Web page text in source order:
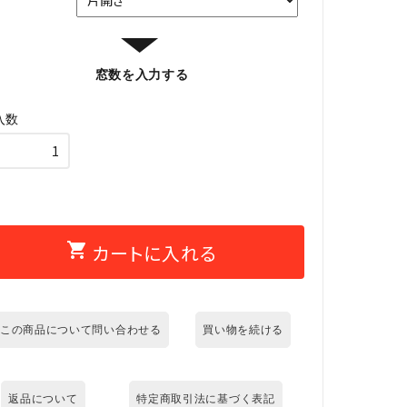
▼
窓数を入力する
数
shopping_cart カートに入れる
この商品について問い合わせる 買い物を続ける
返品について 特定商取引法に基づく表記